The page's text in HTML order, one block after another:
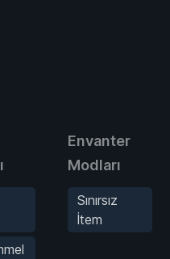
Envanter
Modları
Sınırsız
İtem